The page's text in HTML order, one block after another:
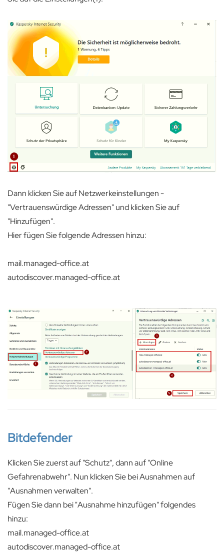
Dann klicken Sie auf Netzwerkeinstellungen -
"Vertrauenswürdige Adressen" und klicken Sie auf
"Hinzufügen".
Hier fügen Sie folgende Adressen hinzu:
mail.managed-office.at
autodiscover.managed-office.at
Bitdefender
Klicken Sie zuerst auf "Schutz", dann auf "Online
Gefahrenabwehr". Nun klicken Sie bei Ausnahmen auf
"Ausnahmen verwalten".
Fügen Sie dann bei "Ausnahme hinzufügen" folgendes
hinzu:
mail.managed-office.at
autodiscover.managed-office.at